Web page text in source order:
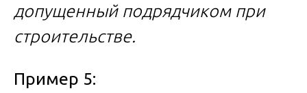
допущенный подрядчиком при
строительстве.
Пример 5: